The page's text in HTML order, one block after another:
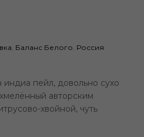
Баланс Белого Россия
пейл, довольно сухо
авторским
хвойной, чуть